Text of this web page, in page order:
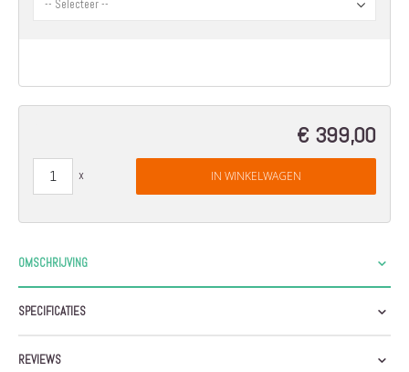
€ 399,00
IN WINKELWAGEN
OMSCHRIJVING
SPECIFICATIES
REVIEWS